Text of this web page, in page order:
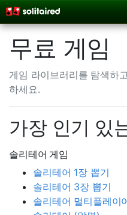
무료 게임
게임 라이브러리를 탐색하
하세요.
가장 인기 있
솔리테어 게임
솔리테어 1장 뽑기
솔리테어 3장 뽑기
솔리테어 멀티플레이